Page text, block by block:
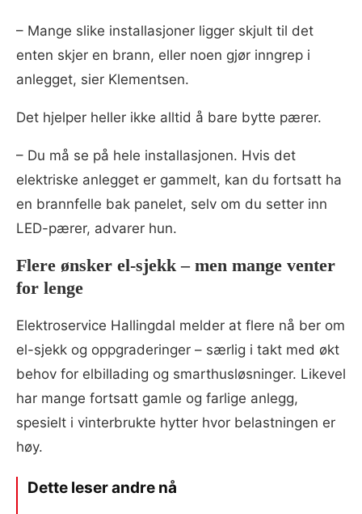
– Mange slike installasjoner ligger skjult til det
enten skjer en brann, eller noen gjør inngrep i
anlegget, sier Klementsen.
Det hjelper heller ikke alltid å bare bytte pærer.
– Du må se på hele installasjonen. Hvis det
elektriske anlegget er gammelt, kan du fortsatt ha
en brannfelle bak panelet, selv om du setter inn
LED-pærer, advarer hun.
Flere ønsker el-sjekk – men mange venter
for lenge
Elektroservice Hallingdal melder at flere nå ber om
el-sjekk og oppgraderinger – særlig i takt med økt
behov for elbillading og smarthusløsninger. Likevel
har mange fortsatt gamle og farlige anlegg,
spesielt i vinterbrukte hytter hvor belastningen er
høy.